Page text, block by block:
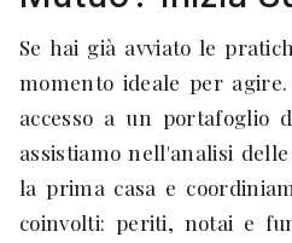
Se hai già avviato le
momento ideale per
accesso a un portafoglio
assistiamo nell'analisi
la prima casa e
coinvolti: periti, notai e